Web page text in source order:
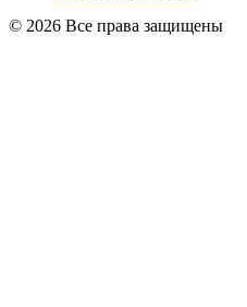
© 2026 Все права защищены